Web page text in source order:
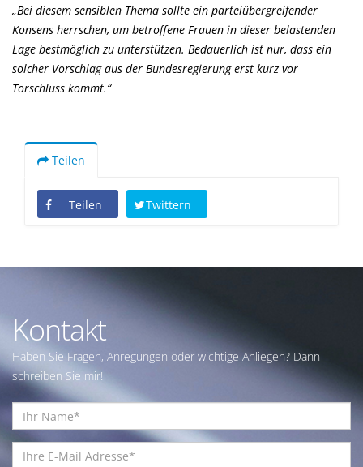
Bei diesem sensiblen Thema sollte ein parteiübergreifender
Konsens herrschen, um betroffene Frauen in dieser belastenden
Lage bestmöglich zu unterstützen. Bedauerlich ist nur, dass ein
solcher Vorschlag aus der Bundesregierung erst kurz vor
Torschluss kommt.“
Teilen
Teilen Twittern
Kontakt
Haben Sie Fragen, Anregungen oder wichtige Anliegen? Dann
schreiben Sie mir!